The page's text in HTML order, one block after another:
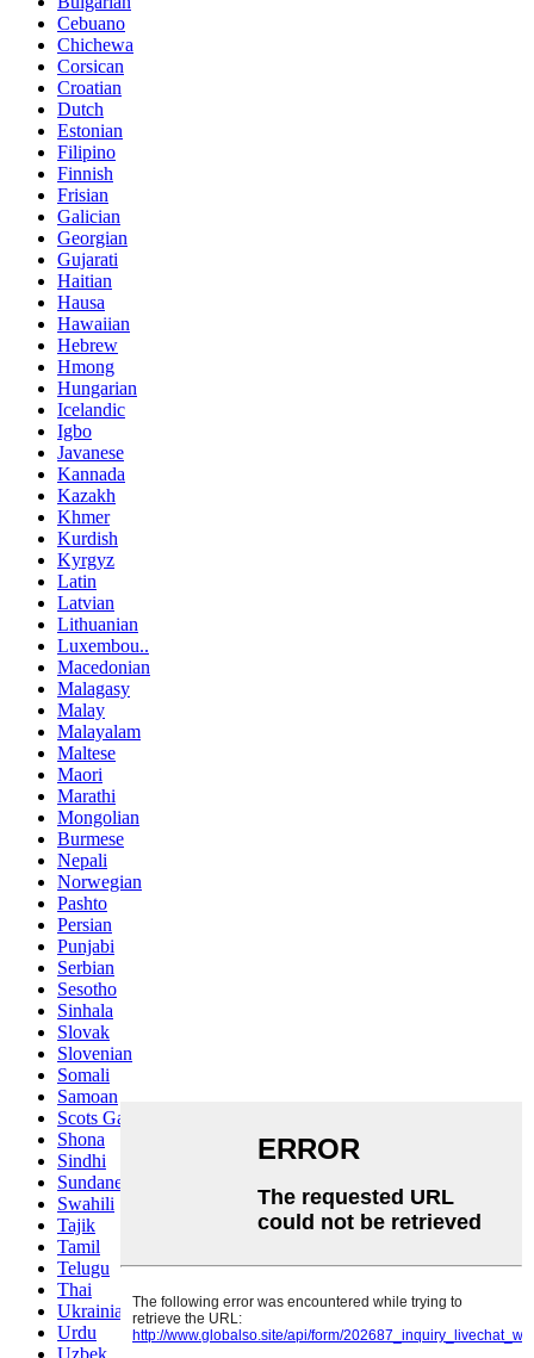
Cebuano
Chichewa
Corsican
Croatian
Dutch
Estonian
Filipino
Finnish
Frisian
Galician
Georgian
Gujarati
Haitian
Hausa
Hawaiian
Hebrew
Hmong
Hungarian
Icelandic
Igbo
Javanese
Kannada
Kazakh
Khmer
Kurdish
Kyrgyz
Latin
Latvian
Lithuanian
Luxembou..
Macedonian
Malagasy
Malay
Malayalam
Maltese
Maori
Marathi
Mongolian
Burmese
Nepali
Norwegian
Pashto
Persian
Punjabi
Serbian
Sesotho
Sinhala
Slovak
Slovenian
Somali
Samoan
Scots Gaelic
Shona
Sindhi
Sundanese
Swahili
Tajik
Tamil
Telugu
Thai
Ukrainian
Urdu